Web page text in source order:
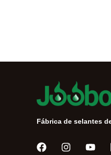
Fábrica de selantes